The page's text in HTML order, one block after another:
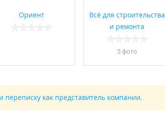
Ориент
Всё для строительства
и ремонта
5 фото
переписку как представитель компании.